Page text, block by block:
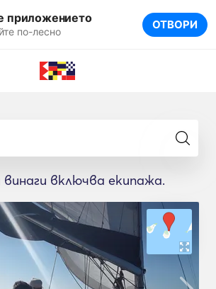
приложението
по-лесно ОТВОРИ
включва екипажа.